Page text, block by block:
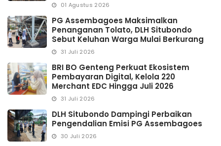
01 Agustus 2026
PG Assembagoes Maksimalkan
Penanganan Tolato, DLH Situbondo
Sebut Keluhan Warga Mulai Berkurang
31 Juli 2026
BRI BO Genteng Perkuat Ekosistem
Pembayaran Digital, Kelola 220
Merchant EDC Hingga Juli 2026
31 Juli 2026
DLH Situbondo Dampingi Perbaikan
Pengendalian Emisi PG Assembagoes
30 Juli 2026